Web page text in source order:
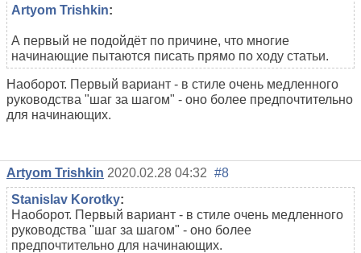
Artyom Trishkin:
А первый не подойдёт по причине, что многие
начинающие пытаются писать прямо по ходу статьи.
Наоборот. Первый вариант - в стиле очень медленного
руководства "шаг за шагом" - оно более предпочтительно
для начинающих.
Artyom Trishkin 2020.02.28 04:32 #8
Stanislav Korotky:
Наоборот. Первый вариант - в стиле очень медленного
руководства "шаг за шагом" - оно более
предпочтительно для начинающих.